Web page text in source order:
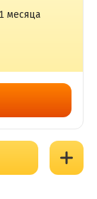
месяца